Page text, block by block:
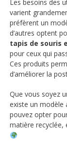
Les besoins des
varient
préfèrent un
d’autres optent
tapis de souris
pour ceux qui
Ces produits
d’améliorer la
Que vous soyez
existe un modèle
pouvez opter
matière recyclée,